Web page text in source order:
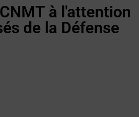
à l'attention
de la Défense